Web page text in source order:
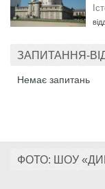
ЗАПИТАННЯ-
Немає запитань
ФОТО: ШОУ